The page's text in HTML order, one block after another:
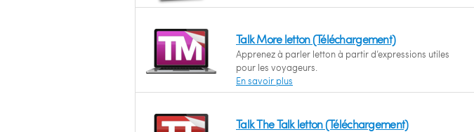
Talk More letton (Téléchargement)
Apprenez à parler letton à partir d’expressions utiles
pour les voyageurs.
En savoir plus
Talk The Talk letton (Téléchargement)